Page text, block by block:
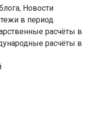
, Новости
в период
расчёты в
расчёты в